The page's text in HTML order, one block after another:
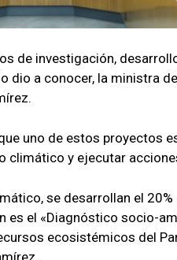
de investigación,
dio a conocer, la ministra
uno de estos proyectos
climático y ejecutar
se desarrollan el
es el «Diagnóstico socio-
ecosistémicos del